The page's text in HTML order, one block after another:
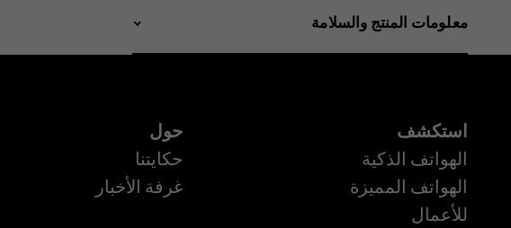
معلومات المنتج والسلامة
استكشف
الهواتف الذكية
الهواتف المميزة
للأعمال
حول
حكايتنا
غرفة الأخبار